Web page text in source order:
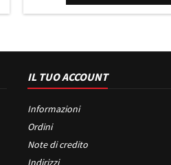
IL TUO ACCOUNT
Informazioni
Ordini
Note di credito
Indirizzi